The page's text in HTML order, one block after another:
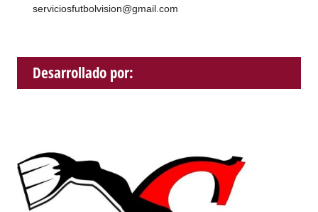
serviciosfutbolvision@gmail.com
Desarrollado por: